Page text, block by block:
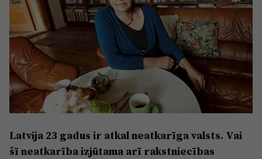
Pierīga
Ādaži
Ķekava
Mārupe
Ropaži
Projekti
Mediju atbalsta fonds
Zaļā nākotne
Iedvesmai nav vecuma
Vide
Latvija 23 gadus ir atkal neatkarīga valsts. Vai
šī neatkarība izjūtama arī rakstniecības